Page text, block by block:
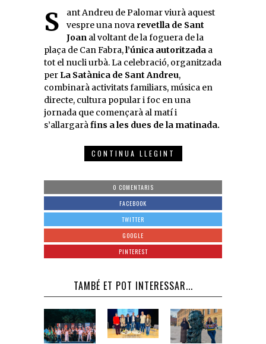
Sant Andreu de Palomar viurà aquest vespre una nova revetlla de Sant
Joan al voltant de la foguera de la
plaça de Can Fabra,l’única autoritzada a
tot el nucli urbà. La celebració, organitzada
per La Satànica de Sant Andreu,
combinarà activitats familiars, música en
directe, cultura popular i foc en una
jornada que començarà al matí i
s’allargaràfins a les dues de la matinada.
CONTINUA LLEGINT
0 COMENTARIS
FACEBOOK
TWITTER
GOOGLE
PINTEREST
TAMBÉ ET POT INTERESSAR...